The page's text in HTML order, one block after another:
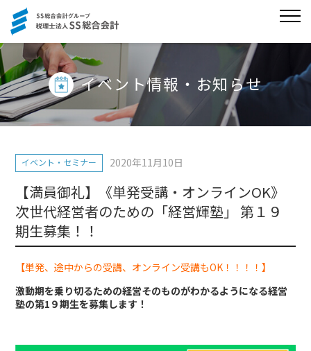
イベント情報・お知らせ
イベント・セミナー 2020年11月10日
【満員御礼】《単発受講・オンラインOK》
次世代経営者のための「経営輝塾」 第１９
期生募集！！
【単発、途中からの受講、オンライン受講もOK！！！！】
激動期を乗り切るための経営そのものがわかるようになる経営
塾の第1９期生を募集します！